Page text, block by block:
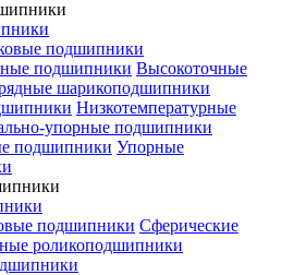
подшипники
подшипники Высокоточные
шарикоподшипники
Низкотемпературные
упорные подшипники
подшипники Упорные
подшипники Сферические
роликоподшипники